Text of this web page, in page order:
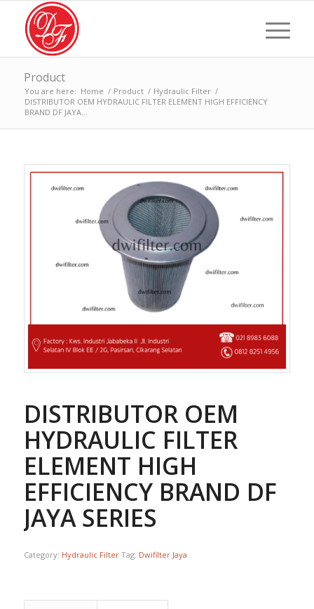
Product
You are here: Home / Product / Hydraulic Filter /
DISTRIBUTOR OEM HYDRAULIC FILTER ELEMENT HIGH EFFICIENCY
BRAND DF JAYA...
DISTRIBUTOR OEM
HYDRAULIC FILTER
ELEMENT HIGH
EFFICIENCY BRAND DF
JAYA SERIES
Category: Hydraulic Filter Tag: Dwifilter Jaya